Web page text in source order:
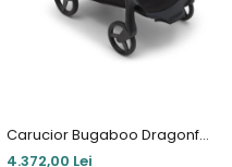
Carucior Bugaboo Dragonfly
Graphite/Midnight
4.372,00 Lei